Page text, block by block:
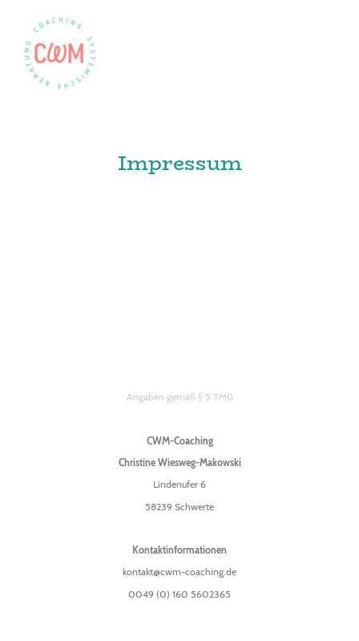
Impressum
Angaben gemäß § 5 TMG
CWM-Coaching
Christine Wiesweg-Makowski
Lindenufer 6
58239 Schwerte
Kontaktinformationen
kontakt@cwm-coaching.de
0049 (0) 160 5602365